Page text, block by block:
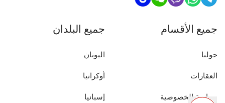
جميع الأقسام
حولنا
العقارات
سياسة الخصوصية
جميع البلدان
اليونان
أوكرانيا
إسبانيا